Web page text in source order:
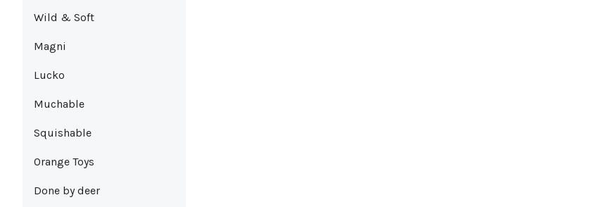
Wild & Soft
Magni
Lucko
Muchable
Squishable
Orange Toys
Done by deer